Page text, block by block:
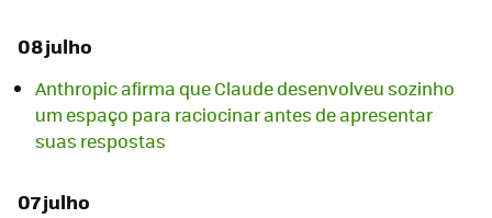
08 julho
Anthropic afirma que Claude desenvolveu sozinho
um espaço para raciocinar antes de apresentar
suas respostas
07 julho